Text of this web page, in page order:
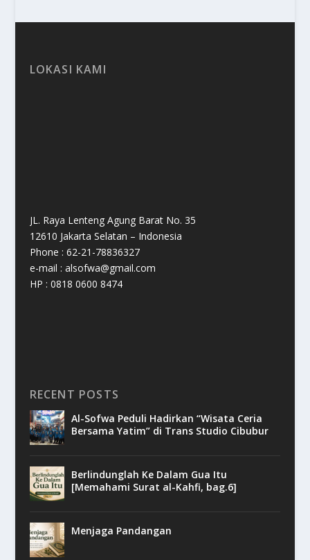
LOKASI KAMI
JL. Raya Lenteng Agung Barat No. 35
12610 Jakarta Selatan – Indonesia
Phone : 62-21-78836327
e-mail : alsofwa@gmail.com
HP : 0818 0600 8474
RECENT POSTS
Al-Sofwa Peduli Hadirkan “Wisata Ceria
Bersama Yatim” di Trans Studio Cibubur
Berlindunglah Ke Dalam Gua Itu
[Memahami Surat al-Kahfi, bag.6]
Menjaga Pandangan